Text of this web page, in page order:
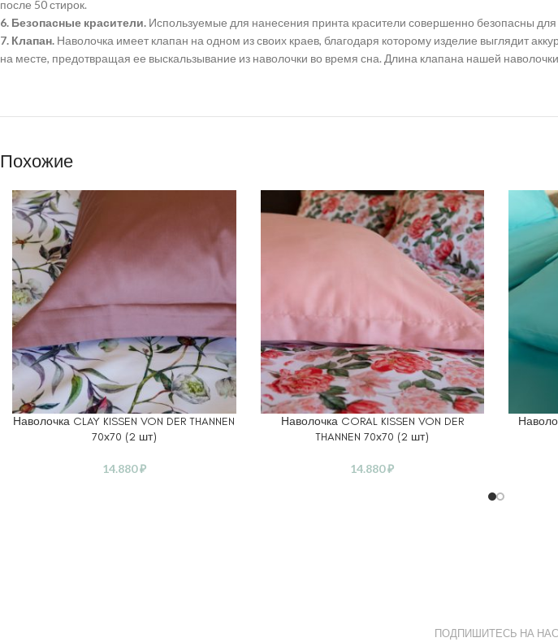
после 50 стирок.
6. Безопасные красители. Используемые для нанесения принта красители совершенно безопасны
7. Клапан. Наволочка имеет клапан на одном из своих краев, благодаря которому изделие выглядит
на месте, предотвращая ее выскальзывание из наволочки во время сна. Длина клапана нашей
Похожие
В КОРЗИНУ
Наволочка CLAY KISSEN VON DER THANNEN
70х70 (2 шт)
14.880₽
В КОРЗИНУ
Наволочка CORAL KISSEN VON DER
THANNEN 70х70 (2 шт)
14.880₽
ПОДПИШИТЕСЬ НА НАС